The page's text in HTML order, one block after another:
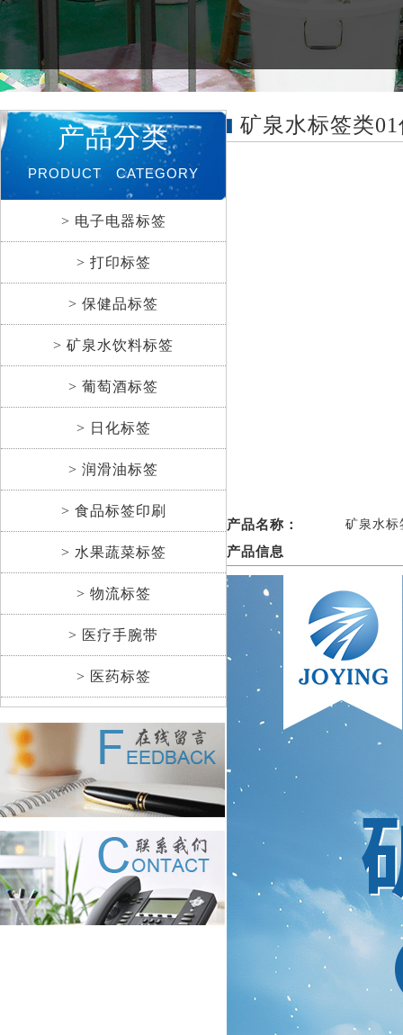
产品分类
PRODUCT CATEGORY
> 电子电器标签
> 打印标签
> 保健品标签
> 矿泉水饮料标签
> 葡萄酒标签
> 日化标签
> 润滑油标签
> 食品标签印刷
> 水果蔬菜标签
> 物流标签
> 医疗手腕带
> 医药标签
矿泉水标签类
产品名称： 矿泉水标
产品信息